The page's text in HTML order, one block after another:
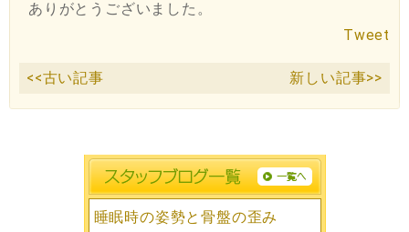
ありがとうございました。
Tweet
<<古い記事 新しい記事>>
睡眠時の姿勢と骨盤の歪み